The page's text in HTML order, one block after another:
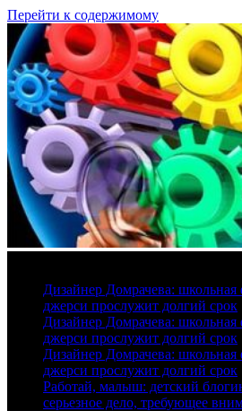
Перейти к содержимому
Дизайнер Домрачева: школьная
джерси прослужит долгий срок
Дизайнер Домрачева: школьная
джерси прослужит долгий срок
Дизайнер Домрачева: школьная
джерси прослужит долгий срок
Работай, малыш: детский
серьезное дело, требующее